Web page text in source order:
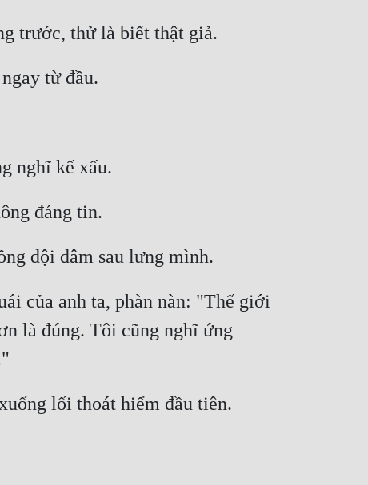
trước, thử là biết thật giả.
từ đầu.
nghĩ kế xấu.
đáng tin.
đội đâm sau lưng mình.
của anh ta, phàn nàn: "Thế giới
là đúng. Tôi cũng nghĩ ứng
lối thoát hiểm đầu tiên.